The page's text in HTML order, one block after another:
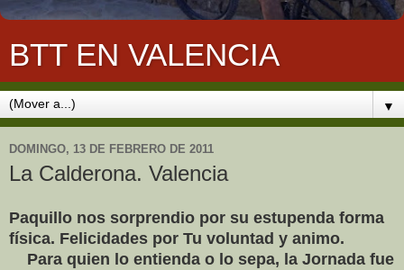
BTT EN VALENCIA
▼
DOMINGO, 13 DE FEBRERO DE 2011
La Calderona. Valencia
Paquillo nos sorprendio por su estupenda forma
física. Felicidades por Tu voluntad y animo.
Para quien lo entienda o lo sepa, la Jornada fue